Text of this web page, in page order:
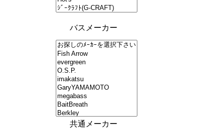
バスメーカー
共通メーカー